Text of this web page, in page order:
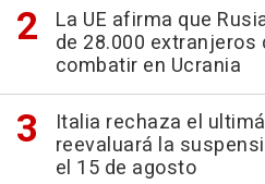
La UE afirma que
de 28.000 extranjeros
combatir en Ucrania
Italia rechaza el
reevaluará la
el 15 de agosto